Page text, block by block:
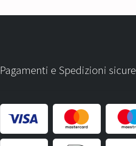
Pagamenti e Spedizioni sicure